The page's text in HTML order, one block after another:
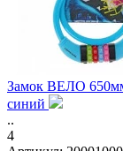
Замок ВЕЛО
синий
..
4